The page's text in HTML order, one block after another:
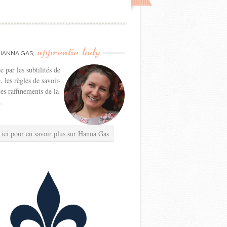
GAS, apprentie-lady
par les subtilités de
les règles de savoir-
raffinements de la
pour en savoir plus sur Hanna Gas